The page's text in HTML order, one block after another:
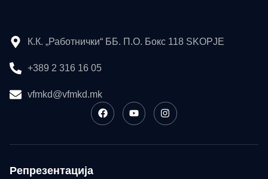
К.К. „Работнички“ ББ. П.О. Бокс 118 SKOPJE
+389 2 316 16 05
vfmkd@vfmkd.mk
Репрезентација